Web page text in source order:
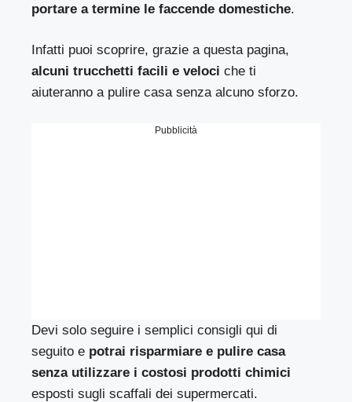
portare a termine le faccende domestiche.
Infatti puoi scoprire, grazie a questa pagina,
alcuni trucchetti facili e veloci che ti
aiuteranno a pulire casa senza alcuno sforzo.
Pubblicità
Devi solo seguire i semplici consigli qui di
seguito e potrai risparmiare e pulire casa
senza utilizzare i costosi prodotti chimici
esposti sugli scaffali dei supermercati.